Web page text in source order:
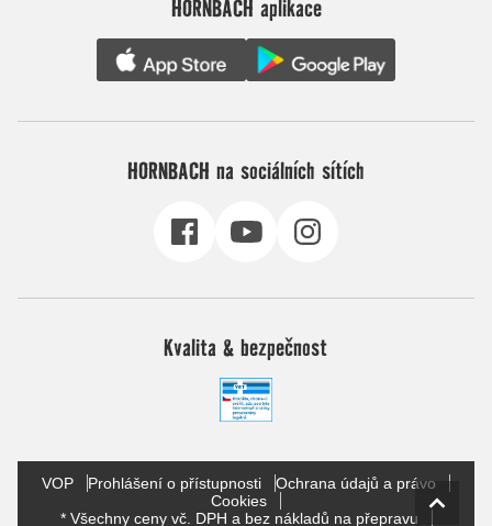
HORNBACH aplikace
HORNBACH na sociálních sítích
Kvalita & bezpečnost
VOP Prohlášení o přístupnosti
Ochrana údajů a právo
Cookies
* Všechny ceny vč. DPH a bez nákladů na přepravu